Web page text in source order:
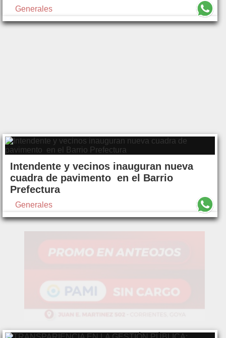
Generales
Intendente y vecinos inauguran nueva
cuadra de pavimento en el Barrio
Prefectura
Generales